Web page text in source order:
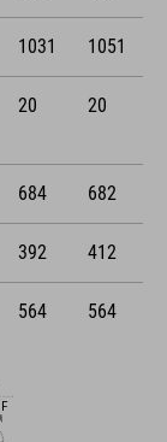
1031 1051
20 20
684 682
392 412
564 564